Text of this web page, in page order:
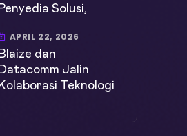
Penyedia Solusi,
APRIL 22, 2026
Blaize dan
Datacomm Jalin
Kolaborasi Teknologi